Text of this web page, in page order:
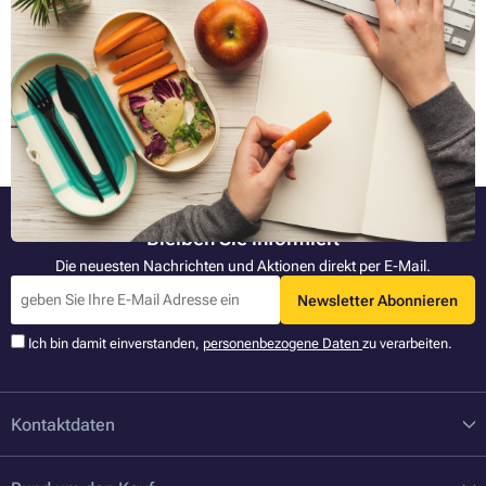
schmackhaft sind
Snacks sollten 10 - 15 % der gesamten täglichen Energieaufnahme
ausmachen. Wenn Sie zu denjenigen gehören, die regelmäßig
versuchen, zwischen den Hauptgängen mit einem Apfel oder einem
Stück Schokolade den "grummel" Magen zum Schweigen zu bringen,
dann ist der folgende Artikel genau das Richtige für Sie. Wir bringen
Ihnen bei, wie man gesunde Snacks fürs Büro, die Sie satt machen,
neue Energie geben und gleichzeitig schmackhaft sind, vorbereiten
kann.
Ganzen Artikel lesen »
Bleiben Sie informiert
Die neuesten Nachrichten und Aktionen direkt per E-Mail.
Newsletter Abonnieren
Ich bin damit einverstanden, personenbezogene Daten zu verarbeiten.
Kontaktdaten